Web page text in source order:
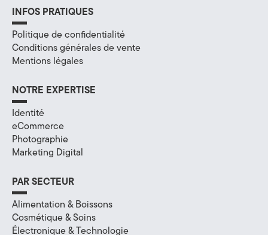
INFOS PRATIQUES
Politique de confidentialité
Conditions générales de vente
Mentions légales
NOTRE EXPERTISE
Identité
eCommerce
Photographie
Marketing Digital
PAR SECTEUR
Alimentation & Boissons
Cosmétique & Soins
Électronique & Technologie